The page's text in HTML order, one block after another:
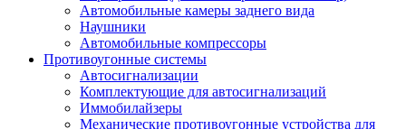
Автомобильные камеры заднего вида
Наушники
Автомобильные компрессоры
Противоугонные системы
Автосигнализации
Комплектующие для автосигнализаций
Иммобилайзеры
Механические противоугонные устройства для